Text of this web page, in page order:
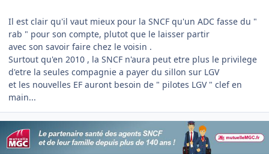
Il est clair qu'il vaut mieux pour la SNCF qu'un ADC fasse du "
rab " pour son compte, plutot que le laisser partir
avec son savoir faire chez le voisin .
Surtout qu'en 2010 , la SNCF n'aura peut etre plus le privilege
d'etre la seules compagnie a payer du sillon sur LGV
et les nouvelles EF auront besoin de " pilotes LGV " clef en
main...